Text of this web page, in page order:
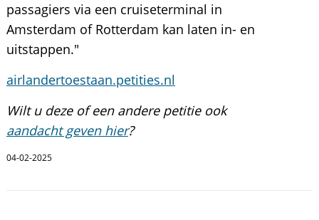
passagiers via een cruiseterminal in
Amsterdam of Rotterdam kan laten in- en
uitstappen."
airlandertoestaan.petities.nl
Wilt u deze of een andere petitie ook
aandacht geven hier?
04-02-2025